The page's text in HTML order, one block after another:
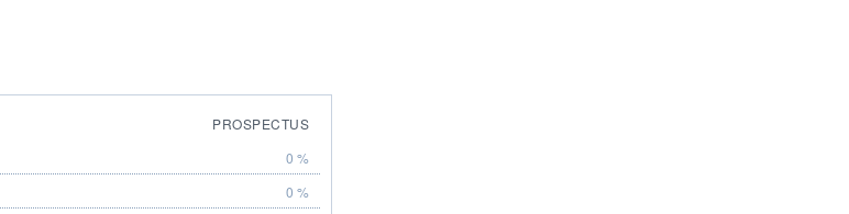
PROSPECTUS
0 %
0 %